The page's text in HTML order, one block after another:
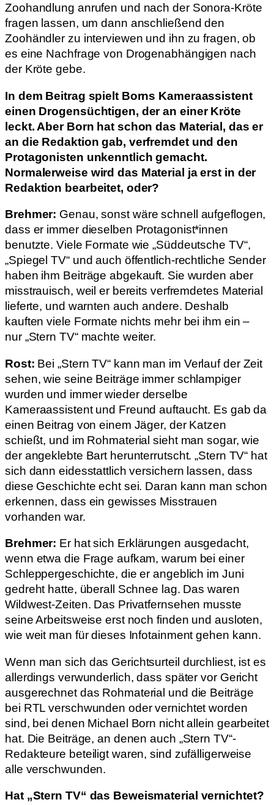
Zoohandlung anrufen und nach der Sonora-Kröte
fragen lassen, um dann anschließend den
Zoohändler zu interviewen und ihn zu fragen, ob
es eine Nachfrage von Drogenabhängigen nach
der Kröte gebe.
In dem Beitrag spielt Borns Kameraassistent
einen Drogensüchtigen, der an einer Kröte
leckt. Aber Born hat schon das Material, das er
an die Redaktion gab, verfremdet und den
Protagonisten unkenntlich gemacht.
Normalerweise wird das Material ja erst in der
Redaktion bearbeitet, oder?
Brehmer: Genau, sonst wäre schnell aufgeflogen,
dass er immer dieselben Protagonist*innen
benutzte. Viele Formate wie „Süddeutsche TV“,
„Spiegel TV“ und auch öffentlich-rechtliche Sender
haben ihm Beiträge abgekauft. Sie wurden aber
misstrauisch, weil er bereits verfremdetes Material
lieferte, und warnten auch andere. Deshalb
kauften viele Formate nichts mehr bei ihm ein –
nur „Stern TV“ machte weiter.
Rost: Bei „Stern TV“ kann man im Verlauf der Zeit
sehen, wie seine Beiträge immer schlampiger
wurden und immer wieder derselbe
Kameraassistent und Freund auftaucht. Es gab da
einen Beitrag von einem Jäger, der Katzen
schießt, und im Rohmaterial sieht man sogar, wie
der angeklebte Bart herunterrutscht. „Stern TV“ hat
sich dann eidesstattlich versichern lassen, dass
diese Geschichte echt sei. Daran kann man schon
erkennen, dass ein gewisses Misstrauen
vorhanden war.
Brehmer: Er hat sich Erklärungen ausgedacht,
wenn etwa die Frage aufkam, warum bei einer
Schleppergeschichte, die er angeblich im Juni
gedreht hatte, überall Schnee lag. Das waren
Wildwest-Zeiten. Das Privatfernsehen musste
seine Arbeitsweise erst noch finden und ausloten,
wie weit man für dieses Infotainment gehen kann.
Wenn man sich das Gerichtsurteil durchliest, ist es
allerdings verwunderlich, dass später vor Gericht
ausgerechnet das Rohmaterial und die Beiträge
bei RTL verschwunden oder vernichtet worden
sind, bei denen Michael Born nicht allein gearbeitet
hat. Die Beiträge, an denen auch „Stern TV“-
Redakteure beteiligt waren, sind zufälligerweise
alle verschwunden.
Hat „Stern TV“ das Beweismaterial vernichtet?